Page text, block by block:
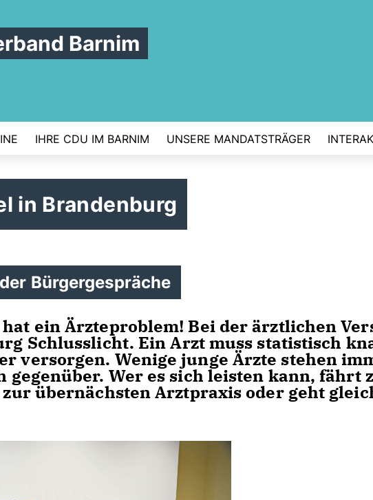
Barnim
IHRE CDU IM BARNIM UNSERE MANDATSTRÄGER
in Brandenburg
Bürgergespräche
ein Ärzteproblem! Bei der ärztlichen
Schlusslicht. Ein Arzt muss statistisch
versorgen. Wenige junge Ärzte stehen
gegenüber. Wer es sich leisten kann, fährt
übernächsten Arztpraxis oder geht